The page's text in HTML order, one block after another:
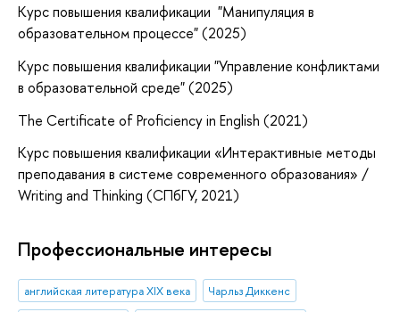
Курс повышения квалификации "Манипуляция в
образовательном процессе" (2025)
Курс повышения квалификации "Управление конфликтами
в образовательной среде" (2025)
The Certificate of Proficiency in English (2021)
Курс повышения квалификации «Интерактивные методы
преподавания в системе современного образования» /
Writing and Thinking (СПбГУ, 2021)
Профессиональные интересы
английская литература XIX века
Чарльз Диккенс